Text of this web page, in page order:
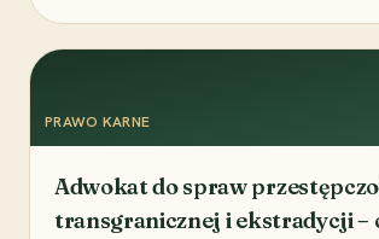
PRAWO KARNE
Adwokat do spraw
transgranicznej i ekstradycji –